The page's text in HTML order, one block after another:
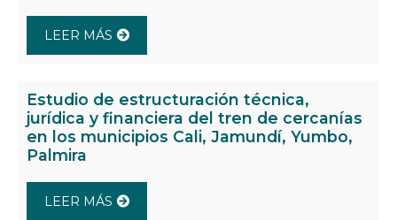
LEER MÁS
Estudio de estructuración técnica,
jurídica y financiera del tren de cercanías
en los municipios Cali, Jamundí, Yumbo,
Palmira
LEER MÁS